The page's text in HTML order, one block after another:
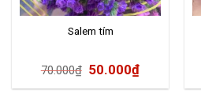
Salem tím
70.000₫ 50.000₫